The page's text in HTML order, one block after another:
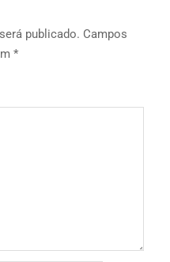
publicado. Campos
*